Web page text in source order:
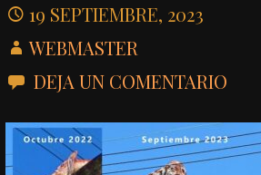
19 SEPTIEMBRE, 2023
WEBMASTER
DEJA UN COMENTARIO